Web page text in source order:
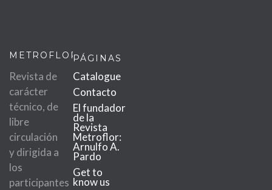
METROFLOR
Revista de
carácter
técnico, de
libre
circulación
y dirigida a
los
participantes
PÁGINAS
Catalogue
Contacto
El fundador
de la
Revista
Metroflor:
Arnulfo A.
Pardo
Get to
know us